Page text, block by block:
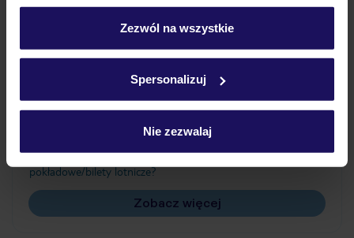
personalizować swój wybór wchodząc w zakładkę
Szczegółowe informacje o plikach cookie znajdziesz
Zezwól na wszystkie
Spersonalizuj
Nie zezwalaj
Ważne informacje
Czy w Hotelu będzie przedstawiciel TUI?
pokładowe/bilety lotnicze?
Zobacz więcej